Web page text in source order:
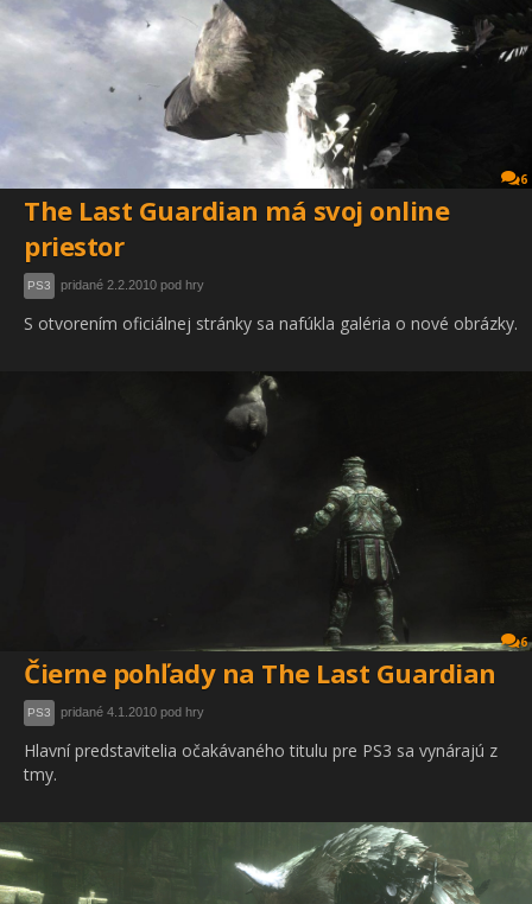
6
The Last Guardian má svoj online
priestor
PS3 pridané 2.2.2010 pod hry
S otvorením oficiálnej stránky sa nafúkla galéria o nové obrázky.
6
Čierne pohľady na The Last Guardian
PS3 pridané 4.1.2010 pod hry
Hlavní predstavitelia očakávaného titulu pre PS3 sa vynárajú z
tmy.